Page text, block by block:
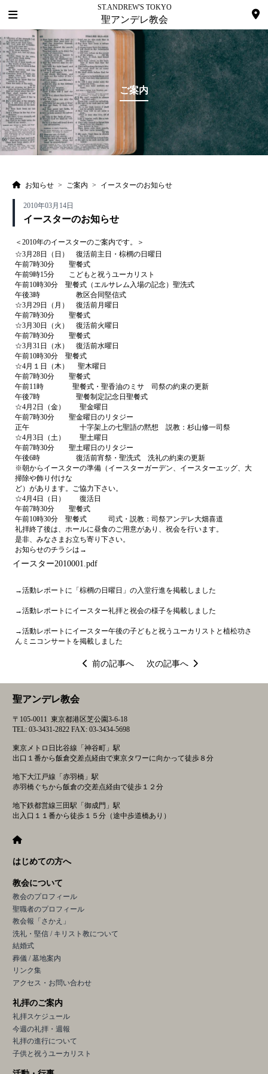
ST.ANDREW'S TOKYO
聖アンデレ教会
ご案内
お知らせ > ご案内 > イースターのお知らせ
2010年03月14日
イースターのお知らせ
＜2010年のイースターのご案内です。＞
☆3月28日（日） 復活前主日・棕櫚の日曜日
午前7時30分 聖餐式
午前9時15分 こどもと祝うユーカリスト
午前10時30分 聖餐式（エルサレム入場の記念）聖洗式
午後3時 教区合同堅信式
☆3月29日（月） 復活前月曜日
午前7時30分 聖餐式
☆3月30日（火） 復活前火曜日
午前7時30分 聖餐式
☆3月31日（水） 復活前水曜日
午前10時30分 聖餐式
☆4月１日（木） 聖木曜日
午前7時30分 聖餐式
午前11時 聖餐式・聖香油のミサ 司祭の約束の更新
午後7時 聖餐制定記念日聖餐式
☆4月2日（金） 聖金曜日
午前7時30分 聖金曜日のリタジー
正午 十字架上の七聖語の黙想 説教：杉山修一司祭
☆4月3日（土） 聖土曜日
午前7時30分 聖土曜日のリタジー
午後6時 復活前宵祭・聖洗式 洗礼の約束の更新
※朝からイースターの準備（イースターガーデン、イースターエッグ、大
掃除や飾り付けな
ど）があります。ご協力下さい。
☆4月4日（日） 復活日
午前7時30分 聖餐式
午前10時30分 聖餐式 司式・説教：司祭アンデレ大畑喜道
礼拝終了後は、ホールに昼食のご用意があり、祝会を行います。
是非、みなさまお立ち寄り下さい。
お知らせのチラシは→
イースター2010001.pdf
→活動レポートに「棕櫚の日曜日」の入堂行進を掲載しました
→活動レポートにイースター礼拝と祝会の様子を掲載しました
→活動レポートにイースター午後の子どもと祝うユーカリストと植松功さ
んミニコンサートを掲載しました
次の記事へ
前の記事へ
聖アンデレ教会
〒105-0011 東京都港区芝公園3-6-18
TEL: 03-3431-2822 FAX: 03-3434-5698
東京メトロ日比谷線「神谷町」駅
出口１番から飯倉交差点経由で東京タワーに向かって徒歩８分
地下大江戸線「赤羽橋」駅
赤羽橋ぐちから飯倉の交差点経由で徒歩１２分
地下鉄都営線三田駅「御成門」駅
出入口１１番から徒歩１５分（途中歩道橋あり）
はじめての方へ
教会について
教会のプロフィール
聖職者のプロフィール
教会報「さかえ」
洗礼・堅信 / キリスト教について
結婚式
葬儀 / 墓地案内
リンク集
アクセス・お問い合わせ
礼拝のご案内
礼拝スケジュール
今週の礼拝・週報
礼拝の進行について
子供と祝うユーカリスト